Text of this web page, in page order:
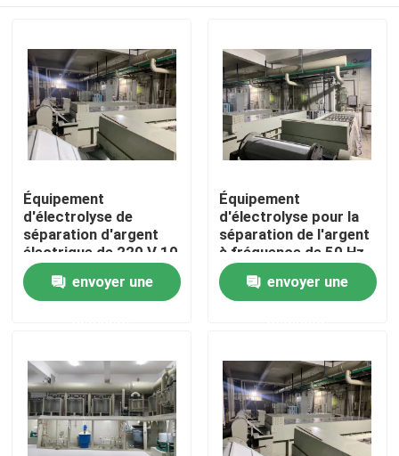
Maison
Équipement
d'électrolyse de
séparation d'argent
électrique de 220 V 10
kg Capacité pour le
raffinage de l'or
envoyer une
Équipement
d'électrolyse pour la
séparation de l'argent
à fréquence de 50 Hz
envoyer une